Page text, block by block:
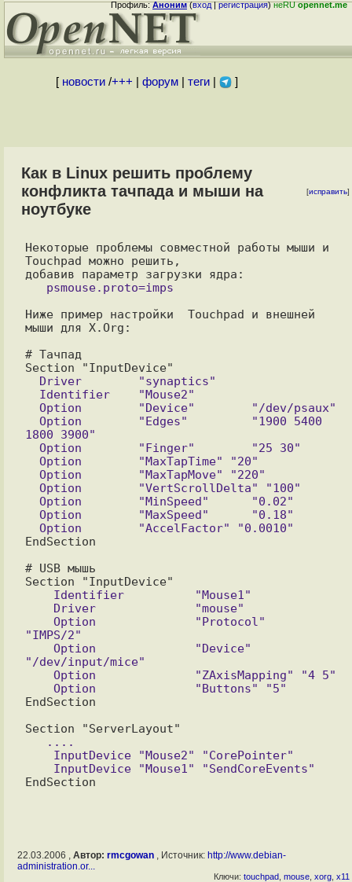
Профиль:Аноним(вход|регистрация)неRUopennet.me
[ новости/+++ форум| теги| ]
Как в Linux решить проблему
конфликта тачпада и мыши на
ноутбуке
[исправить]
Некоторые проблемы совместной работы мыши и
Touchpad можно решить,
Ниже пример настройки  Touchpad и внешней
мыши для X.Org:
# Тачпад
1800 3900"
EndSection
# USB мышь
"IMPS/2"
"/dev/input/mice"
EndSection
22.03.2006 , Автор: rmcgowan, Источник: http://www.debian-
administration.or...
Ключи: touchpad mouse xorg x11